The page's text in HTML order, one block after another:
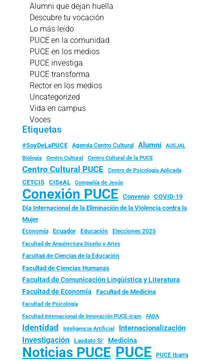
Alumni que dejan huella
Descubre tu vocación
Lo más leído
PUCE en la comunidad
PUCE en los medios
PUCE investiga
PUCE transforma
Rector en los medios
Uncategorized
Vida en campus
Voces
Etiquetas
#SoyDeLaPUCE Agenda Centro Cultural Alumni
AUSJAL
Biología
Centro Cultural Centro Cultural de la PUCE
Centro Cultural PUCE Centro de Psicología Aplicada
CETCIS CISeAL Compañía de Jesús
Conexión PUCE Convenio
COVID-19
Día Internacional de la Eliminación de la Violencia contra la
Mujer
Economía Ecuador Educación Elecciones 2025
Facultad de Arquitectura Diseño y Artes
Facultad de Ciencias de la Educación
Facultad de Ciencias Humanas
Facultad de Comunicación Lingüística y Literatura
Facultad de Economía Facultad de Medicina
Facultad de Psicología
Facultad Internacional de Innovación PUCE-Icam FADA
Identidad Inteligencia Artificial Internacionalización
Investigación Laudato Si’ Medicina
Noticias PUCE PUCE PUCE Ibarra